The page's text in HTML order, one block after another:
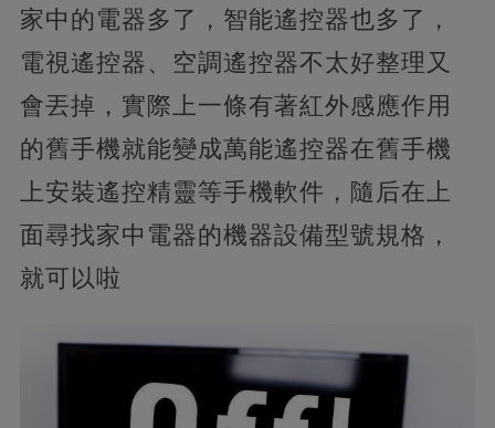
家中的電器多了，智能遙控器也多了，
電視遙控器、空調遙控器不太好整理又
會丟掉，實際上一條有著紅外感應作用
的舊手機就能變成萬能遙控器在舊手機
上安裝遙控精靈等手機軟件，隨后在上
面尋找家中電器的機器設備型號規格，
就可以啦